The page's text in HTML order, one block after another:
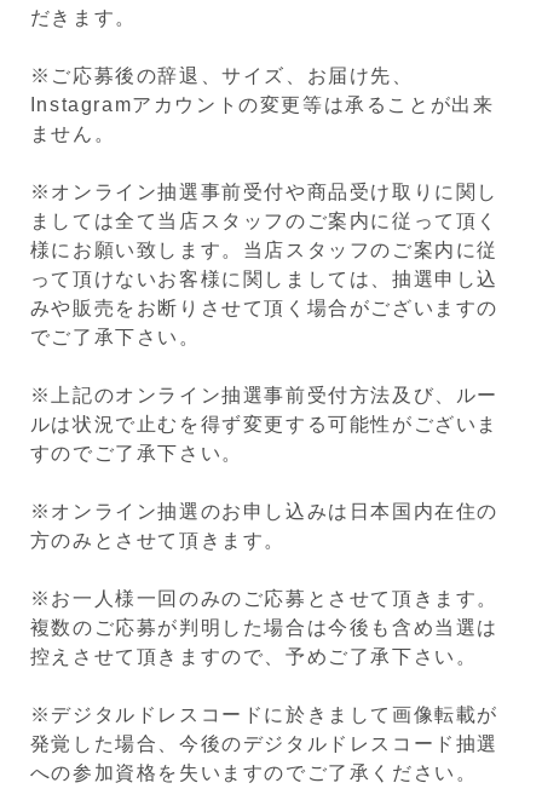
だきます。
※ご応募後の辞退、サイズ、お届け先、
Instagramアカウントの変更等は承ることが出来
ません。
※オンライン抽選事前受付や商品受け取りに関し
ましては全て当店スタッフのご案内に従って頂く
様にお願い致します。当店スタッフのご案内に従
って頂けないお客様に関しましては、抽選申し込
みや販売をお断りさせて頂く場合がございますの
でご了承下さい。
※上記のオンライン抽選事前受付方法及び、ルー
ルは状況で止むを得ず変更する可能性がございま
すのでご了承下さい。
※オンライン抽選のお申し込みは日本国内在住の
方のみとさせて頂きます。
※お一人様一回のみのご応募とさせて頂きます。
複数のご応募が判明した場合は今後も含め当選は
控えさせて頂きますので、予めご了承下さい。
※デジタルドレスコードに於きまして画像転載が
発覚した場合、今後のデジタルドレスコード抽選
への参加資格を失いますのでご了承ください。